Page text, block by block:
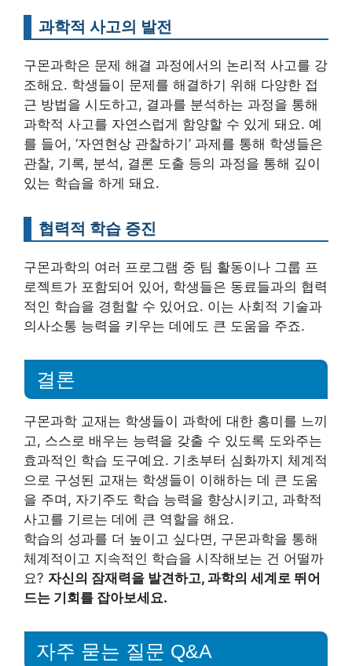
과학적 사고의 발전
구몬과학은 문제 해결 과정에서의 논리적 사고를 강
조해요. 학생들이 문제를 해결하기 위해 다양한 접
근 방법을 시도하고, 결과를 분석하는 과정을 통해
과학적 사고를 자연스럽게 함양할 수 있게 돼요. 예
를 들어, ‘자연현상 관찰하기’ 과제를 통해 학생들은
관찰, 기록, 분석, 결론 도출 등의 과정을 통해 깊이
있는 학습을 하게 돼요.
협력적 학습 증진
구몬과학의 여러 프로그램 중 팀 활동이나 그룹 프
로젝트가 포함되어 있어, 학생들은 동료들과의 협력
적인 학습을 경험할 수 있어요. 이는 사회적 기술과
의사소통 능력을 키우는 데에도 큰 도움을 주죠.
결론
구몬과학 교재는 학생들이 과학에 대한 흥미를 느끼
고, 스스로 배우는 능력을 갖출 수 있도록 도와주는
효과적인 학습 도구예요. 기초부터 심화까지 체계적
으로 구성된 교재는 학생들이 이해하는 데 큰 도움
을 주며, 자기주도 학습 능력을 향상시키고, 과학적
사고를 기르는 데에 큰 역할을 해요.
학습의 성과를 더 높이고 싶다면, 구몬과학을 통해
체계적이고 지속적인 학습을 시작해보는 건 어떨까
요? 자신의 잠재력을 발견하고, 과학의 세계로 뛰어
드는 기회를 잡아보세요.
자주 묻는 질문 Q&A